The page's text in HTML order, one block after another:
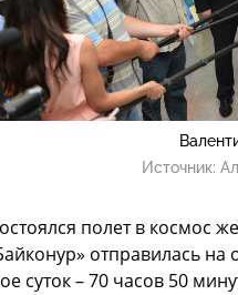
Источник:
полет в космос
отправилась на
суток – 70 часов 50